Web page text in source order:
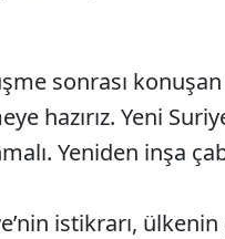
sonrası
hazırız. Yeni
Yeniden inşa
istikrarı,